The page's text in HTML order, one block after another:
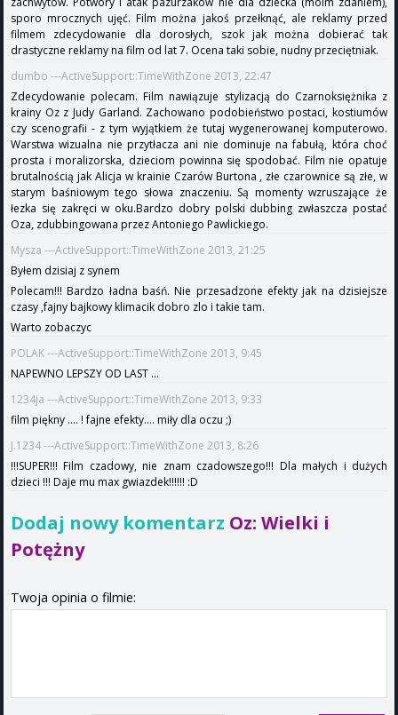
sporo mrocznych ujęć. Film można jakoś przełknąć, ale reklamy przed
filmem zdecydowanie dla dorosłych, szok jak można dobierać tak
drastyczne reklamy na film od lat 7. Ocena taki sobie, nudny przeciętniak.
dumbo ---ActiveSupport::TimeWithZone 2013, 22:47
Zdecydowanie polecam. Film nawiązuje stylizacją do Czarnoksiężnika z
krainy Oz z Judy Garland. Zachowano podobieństwo postaci, kostiumów
czy scenografii - z tym wyjątkiem że tutaj wygenerowanej komputerowo.
Warstwa wizualna nie przytłacza ani nie dominuje na fabułą, która choć
prosta i moralizorska, dzieciom powinna się spodobać. Film nie opatuje
brutalnością jak Alicja w krainie Czarów Burtona , złe czarownice są złe, w
starym baśniowym tego słowa znaczeniu. Są momenty wzruszające że
łezka się zakręci w oku.Bardzo dobry polski dubbing zwłaszcza postać
Oza, zdubbingowana przez Antoniego Pawlickiego.
Mysza ---ActiveSupport::TimeWithZone 2013, 21:25
Byłem dzisiaj z synem
Polecam!!! Bardzo ładna baśń. Nie przesadzone efekty jak na dzisiejsze
czasy ,fajny bajkowy klimacik dobro zlo i takie tam.
Warto zobaczyc
POLAK ---ActiveSupport::TimeWithZone 2013, 9:45
NAPEWNO LEPSZY OD LAST ...
1234ja ---ActiveSupport::TimeWithZone 2013, 9:33
film piękny .... ! fajne efekty.... miły dla oczu ;)
J.1234 ---ActiveSupport::TimeWithZone 2013, 8:26
!!!SUPER!!! Film czadowy, nie znam czadowszego!!! Dla małych i dużych
dzieci !!! Daje mu max gwiazdek!!!!!! :D
Dodaj nowy komentarz Oz: Wielki i
Potężny
Twoja opinia o filmie: